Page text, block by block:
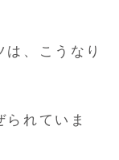
、こうなり
れていま